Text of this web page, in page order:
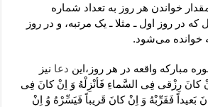
خواندن هر روز به تعداد شماره
در روز اول ـ مثلا ـ یک مرتبه، و در روز
خوانده می‌شود.
مبارکه واقعه در هر روز،این دعا نیز
کانَ رِزْقی فِی السَّماءِ فَأنْزِلْهُ وَ اِنْ کانَ فِی
بَعیداً فَقَرِّبْهُ وَ اِنْ کانَ قَریباً فَیَسِّرْهُ وُ اِنْ